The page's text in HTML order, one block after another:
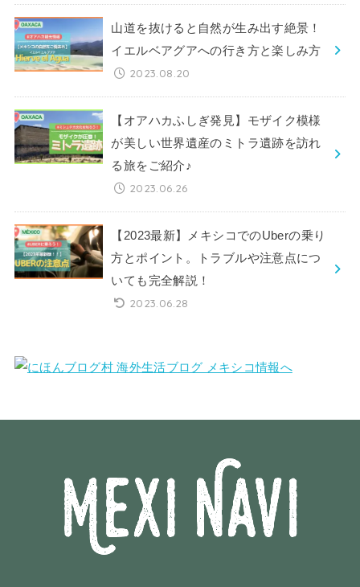
山道を抜けると自然が生み出す絶景！
イエルベアグアへの行き方と楽しみ方
2023.08.20
【オアハカふしぎ発見】モザイク模様
が美しい世界遺産のミトラ遺跡を訪れ
る旅をご紹介♪
2023.06.26
【2023最新】メキシコでのUberの乗り
方とポイント。トラブルや注意点につ
いても完全解説！
2023.06.28